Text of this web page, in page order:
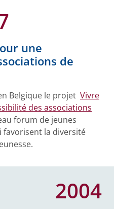
une
de
Belgique le projet Vivre
des associations
forum de jeunes
favorisent la diversité
2004